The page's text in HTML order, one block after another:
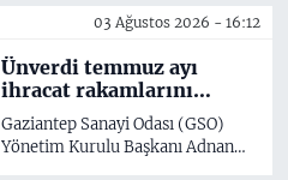
"İki Nesil" kitabı, Türkiye
genelinde ve Gaziantep'te
raflardaki yerini aldı.
03 Ağustos 2026 - 16:12
Ünverdi temmuz ayı
ihracat rakamlarını
değerlendirdi
Gaziantep Sanayi Odası (GSO)
Yönetim Kurulu Başkanı Adnan